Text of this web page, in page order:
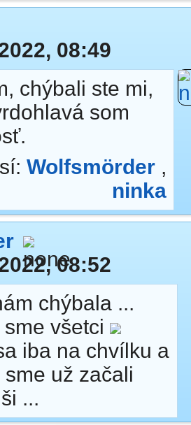
08:49
chýbali ste mi,
som
Wolfsmörder ,
ninka
08:52
chýbala ...
všetci
iba na chvílku a
už začali
...